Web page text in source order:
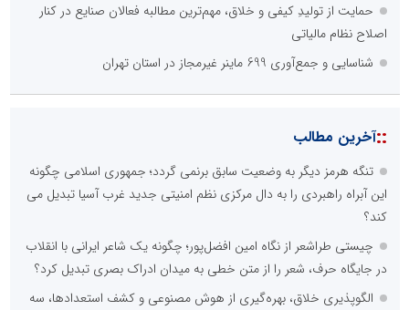
حمایت از تولیدِ کیفی و خلاق، مهم‌ترین مطالبه فعالان صنایع در کنار
اصلاح نظام مالیاتی
شناسایی و جمع‌آوری 699 ماینر غیرمجاز در استان تهران
::آخرین مطالب
تنگه هرمز دیگر به وضعیت سابق برنمی گردد؛ جمهوری اسلامی چگونه
این آبراه راهبردی را به دال مرکزی نظم امنیتی جدید غرب آسیا تبدیل می
کند؟
چیستی طراشعر از نگاه امین افضل‌پور؛ چگونه یک شاعر ایرانی با انقلاب
در جایگاه حرف، شعر را از متن خطی به میدان ادراک بصری تبدیل کرد؟
الگوپذیری خلاق، بهره‌گیری از هوش مصنوعی و کشف استعدادها، سه